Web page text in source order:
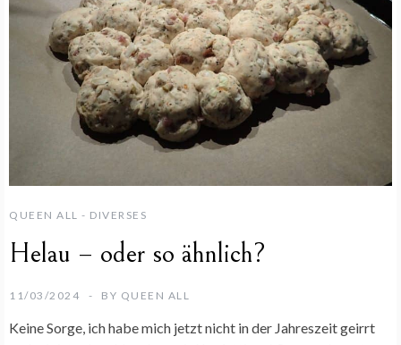
QUEEN ALL - DIVERSES
Helau – oder so ähnlich?
11/03/2024 BY QUEEN ALL
Keine Sorge, ich habe mich jetzt nicht in der Jahreszeit geirrt